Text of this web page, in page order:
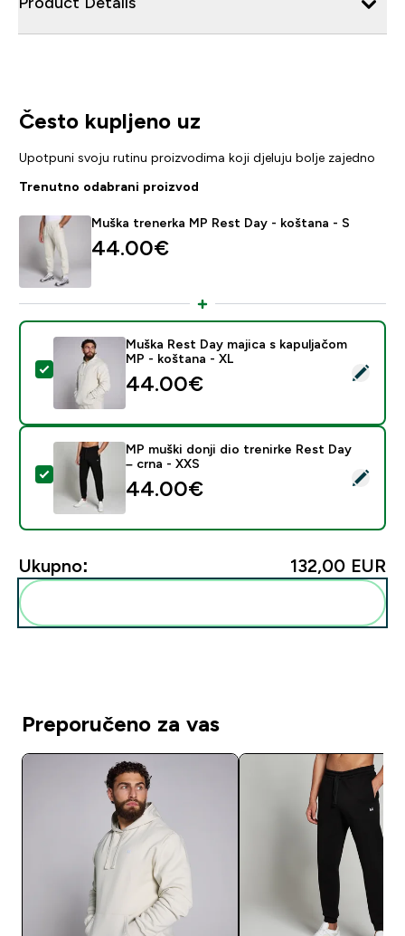
Često kupljeno uz
Upotpuni svoju rutinu proizvodima koji djeluju bolje zajedno
Trenutno odabrani proizvod
Muška trenerka MP Rest Day - koštana - S
44.00€‎
Odaberi ovaj proizvod - Muška Rest Day majica s
Muška Rest Day majica s kapuljačom
MP - koštana - XL
44.00€‎
Odaberi ovaj proizvod - MP muški donji dio trenirke
MP muški donji dio trenirke Rest Day
– crna - XXS
44.00€‎
Ukupno: 132,00 EUR‎
Preporučeno za vas